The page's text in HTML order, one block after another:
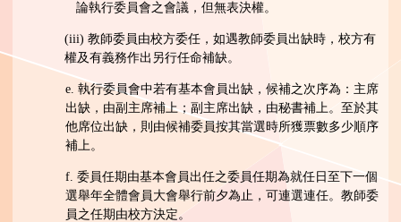
論執行委員會之會議，但無表決權。
(iii) 教師委員由校方委任，如遇教師委員出缺時，校方有
權及有義務作出另行任命補缺。
e. 執行委員會中若有基本會員出缺，候補之次序為：主席
出缺，由副主席補上；副主席出缺，由秘書補上。至於其
他席位出缺，則由候補委員按其當選時所獲票數多少順序
補上。
f. 委員任期由基本會員出任之委員任期為就任日至下一個
選舉年全體會員大會舉行前夕為止，可連選連任。教師委
員之任期由校方決定。